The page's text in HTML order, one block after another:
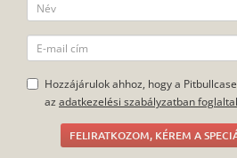
Hozzájárulok ahhoz, hogy a
azadatkezelési szabályzatban